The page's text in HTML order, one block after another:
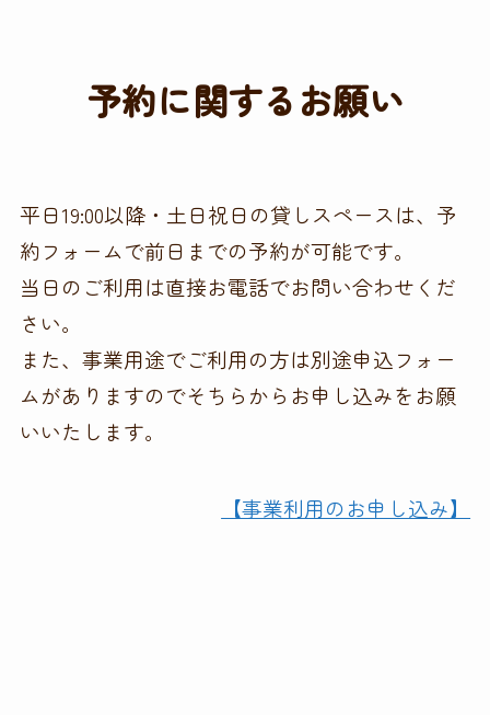
予約に関するお願い
平日19:00以降・土日祝日の貸しスペースは、予
約フォームで前日までの予約が可能です。
当日のご利用は直接お電話でお問い合わせくだ
さい。
また、事業用途でご利用の方は別途申込フォー
ムがありますのでそちらからお申し込みをお願
いいたします。
【事業利用のお申し込み】